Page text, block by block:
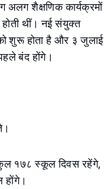
अलग शैक्षणिक कार्यक्रमों
होती थीं। नई संयुक्त
शुरू होता है और ३ जुलाई
बंद होंगे।
१७८ स्कूल दिवस रहेंगे,